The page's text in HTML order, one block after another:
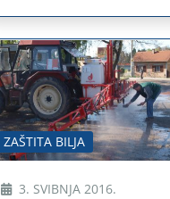
ZAŠTITA BILJA
3. SVIBNJA 2016.